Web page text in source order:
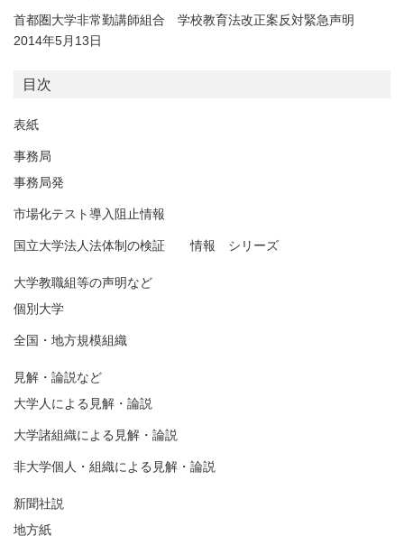
首都圏大学非常勤講師組合 学校教育法改正案反対緊急声明
2014年5月13日
目次
表紙
事務局
事務局発
市場化テスト導入阻止情報
国立大学法人法体制の検証 情報 シリーズ
大学教職組等の声明など
個別大学
全国・地方規模組織
見解・論説など
大学人による見解・論説
大学諸組織による見解・論説
非大学個人・組織による見解・論説
新聞社説
地方紙